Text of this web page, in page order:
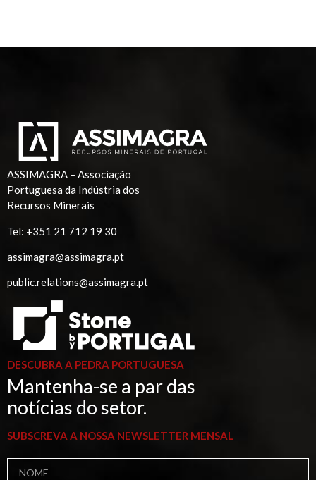
ASSIMAGRA – Associação
Portuguesa da Indústria dos
Recursos Minerais
Tel: +351 21 712 19 30
assimagra@assimagra.pt
public.relations@assimagra.pt
DESCUBRA A PEDRA PORTUGUESA
Mantenha-se a par das
notícias do setor.
SUBSCREVA A NOSSA NEWSLETTER MENSAL